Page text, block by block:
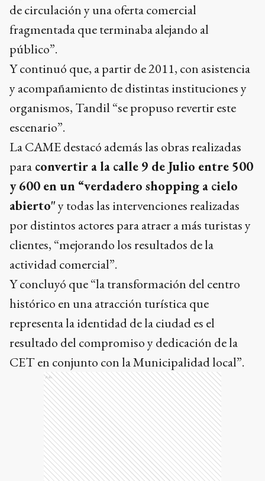
de circulación y una oferta comercial
fragmentada que terminaba alejando al
público”.
Y continuó que, a partir de 2011, con asistencia
y acompañamiento de distintas instituciones y
organismos, Tandil “se propuso revertir este
escenario”.
La CAME destacó además las obras realizadas
para convertir a la calle 9 de Julio entre 500
y 600 en un “verdadero shopping a cielo
abierto"y todas las intervenciones realizadas
por distintos actores para atraer a más turistas y
clientes, “mejorando los resultados de la
actividad comercial”.
Y concluyó que “la transformación del centro
histórico en una atracción turística que
representa la identidad de la ciudad es el
resultado del compromiso y dedicación de la
CET en conjunto con la Municipalidad local”.
Ads